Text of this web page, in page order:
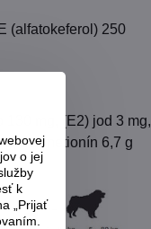
(alfatokeferol) 250
130 mg, (E2) jod 3 mg,
DL-metionín 6,7 g
o jej
k
„Prijať